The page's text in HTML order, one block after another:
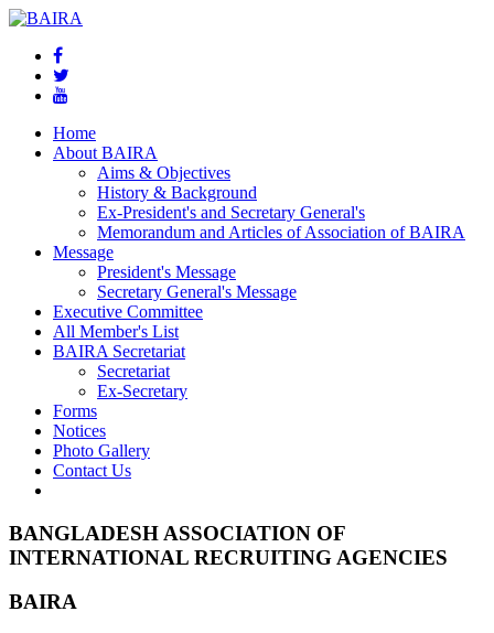
Home
About BAIRA
Aims & Objectives
History & Background
Ex-President's and Secretary General's
Memorandum and Articles of Association of BAIRA
Message
President's Message
Secretary General's Message
Executive Committee
All Member's List
BAIRA Secretariat
Secretariat
Ex-Secretary
Forms
Notices
Photo Gallery
Contact Us
BANGLADESH ASSOCIATION OF
INTERNATIONAL RECRUITING AGENCIES
BAIRA